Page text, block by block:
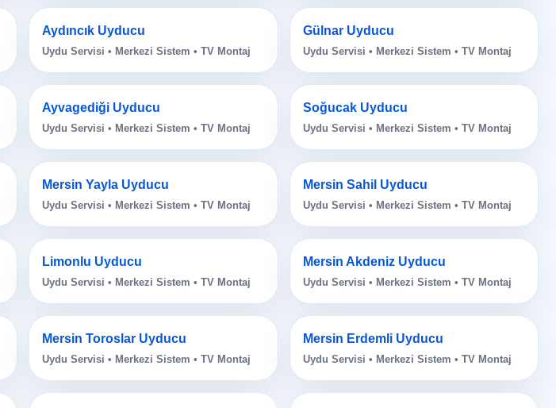
Aydıncık Uyducu
Uydu Servisi • Merkezi Sistem • TV Montaj
Gülnar Uyducu
Uydu Servisi • Merkezi Sistem • TV Montaj
Ayvagediği Uyducu
Uydu Servisi • Merkezi Sistem • TV Montaj
Soğucak Uyducu
Uydu Servisi • Merkezi Sistem • TV Montaj
Mersin Yayla Uyducu
Uydu Servisi • Merkezi Sistem • TV Montaj
Mersin Sahil Uyducu
Uydu Servisi • Merkezi Sistem • TV Montaj
Limonlu Uyducu
Uydu Servisi • Merkezi Sistem • TV Montaj
Mersin Akdeniz Uyducu
Uydu Servisi • Merkezi Sistem • TV Montaj
Mersin Toroslar Uyducu
Uydu Servisi • Merkezi Sistem • TV Montaj
Mersin Erdemli Uyducu
Uydu Servisi • Merkezi Sistem • TV Montaj